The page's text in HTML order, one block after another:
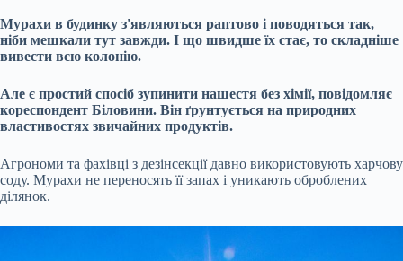
Мурахи в будинку з'являються раптово і поводяться так,
ніби мешкали тут завжди. І що швидше їх стає, то складніше
вивести всю колонію.
Але є простий спосіб зупинити нашестя без хімії, повідомляє
кореспондент Біловини. Він ґрунтується на природних
властивостях звичайних продуктів.
Агрономи та фахівці з дезінсекції давно використовують харчову
соду. Мурахи не переносять її запах і уникають оброблених
ділянок.